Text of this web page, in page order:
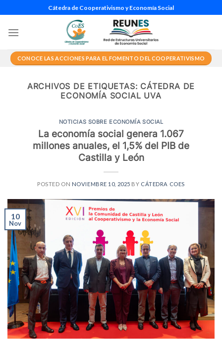
al
contenido
Cátedra de Cooperativismo y Economía Social
CONOCE LAS ACCIONES PARA EL FOMENTO DEL COOPERATIVISMO
ARCHIVOS DE ETIQUETAS: CÁTEDRA DE
ECONOMÍA SOCIAL UVA
NOTICIAS SOBRE ECONOMÍA SOCIAL
La economía social genera 1.067
millones anuales, el 1,5% del PIB de
Castilla y León
POSTED ON NOVIEMBRE 10, 2025 BY CÁTEDRA COES
10
Nov